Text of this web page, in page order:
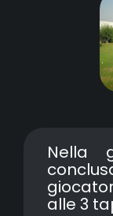
Nella
alle 3